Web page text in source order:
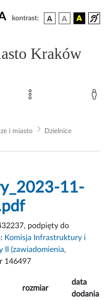
kontrast:
Kraków
i miasto
Dzielnice
11-
podpięty do
Komisja Infrastruktury i
II (zawiadomienia,
146497
rozmiar
data
dodania